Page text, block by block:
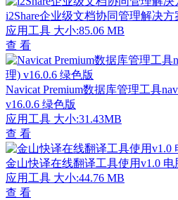
i2Share企业级文档协同管理解决方
应用工具 大小:85.06 MB
查 看
Navicat Premium数据库管理工具
v16.0.6 绿色版
应用工具 大小:31.43MB
查 看
金山快译在线翻译工具使用v1.0 电
应用工具 大小:44.76 MB
查 看